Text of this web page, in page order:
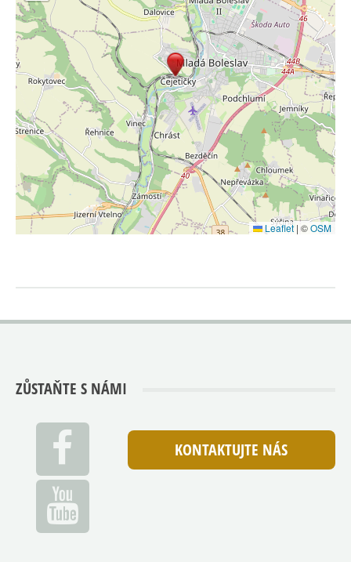
Leaflet | ©OSM
ZŮSTAŇTE S NÁMI
KONTAKTUJTE NÁS